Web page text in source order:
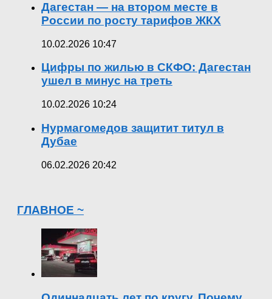
Дагестан — на втором месте в
России по росту тарифов ЖКХ
10.02.2026 10:47
Цифры по жилью в СКФО: Дагестан
ушел в минус на треть
10.02.2026 10:24
Нурмагомедов защитит титул в
Дубае
06.02.2026 20:42
ГЛАВНОЕ ~